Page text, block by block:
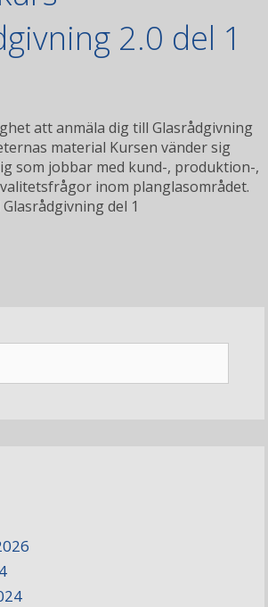
2.0 del 1
att anmäla dig till Glasrådgivning
material Kursen vänder sig
som jobbar med kund-, produktion-,
inom planglasområdet.
del 1